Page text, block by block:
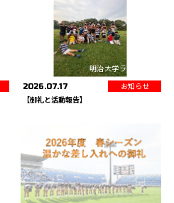
明治大学ラグビー部
2026.07.17
お知らせ
【御礼と活動報告】